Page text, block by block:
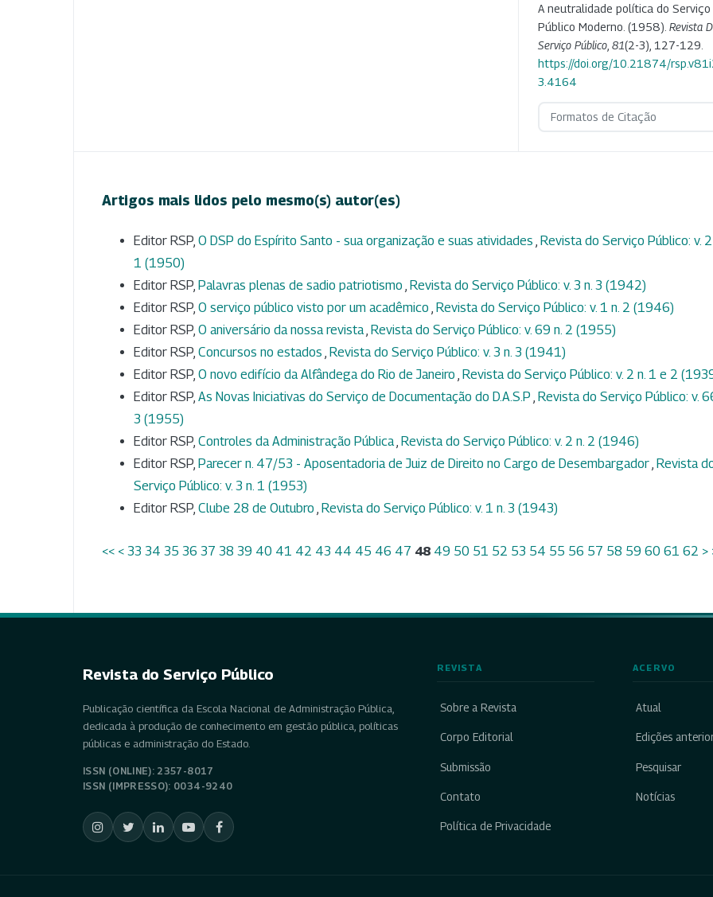
A neutralidade política do Serviço
Público Moderno. (1958). Revista
Serviço Público 81(2-3), 127-129.
https://doi.org/10.21874/
3.4164
Formatos de Citação
Artigos mais lidos pelo mesmo(s) autor(es)
Editor RSP, O DSP do Espírito Santo - sua organização e suas atividades , Revista do Serviço Público: v. 2
1 (1950)
Editor RSP, Palavras plenas de sadio patriotismo , Revista do Serviço Público: v. 3 n. 3 (1942)
Editor RSP, O serviço público visto por um acadêmico , Revista do Serviço Público: v. 1 n. 2 (1946)
Editor RSP, O aniversário da nossa revista, Revista do Serviço Público: v. 69 n. 2 (1955)
Editor RSP, Concursos no estados , Revista do Serviço Público: v. 3 n. 3 (1941)
Editor RSP, O novo edifício da Alfândega do Rio de Janeiro , Revista do Serviço Público: v. 2 n. 1 e 2
Editor RSP, As Novas Iniciativas do Serviço de Documentação do D.A.S.P , Revista do Serviço Público: v.
3 (1955)
Editor RSP, Controles da Administração Pública, Revista do Serviço Público: v. 2 n. 2 (1946)
Editor RSP, Parecer n. 47/53 - Aposentadoria de Juiz de Direito no Cargo de Desembargador, Revista
Serviço Público: v. 3 n. 1 (1953)
Editor RSP, Clube 28 de Outubro , Revista do Serviço Público: v. 1 n. 3 (1943)
<< < 33 34 35 36 37 38 39 40 41 42 43 44 45 46 47 48 49 50 51 52 53 54 55 56 57 58 59 60 61 62 >
Revista do Serviço Público
Publicação científica da Escola Nacional de Administração Pública,
dedicada à produção de conhecimento em gestão pública, políticas
públicas e administração do Estado.
ISSN (ONLINE): 2357-8017
ISSN (IMPRESSO): 0034-9240
REVISTA
Sobre a Revista
Corpo Editorial
Submissão
Contato
Política de Privacidade
ACERVO
Atual
Edições
Pesquisar
Notícias